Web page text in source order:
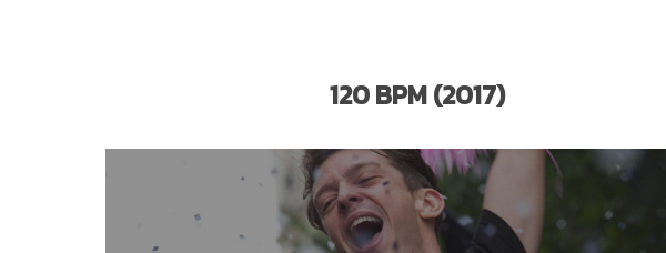
120 BPM (2017)